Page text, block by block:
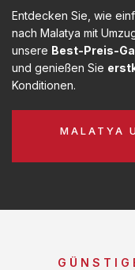
Entdecken Sie, wie
nach Malatya mit
unsere Best-Preis-
und genießen Sie
Konditionen.
MALATYA